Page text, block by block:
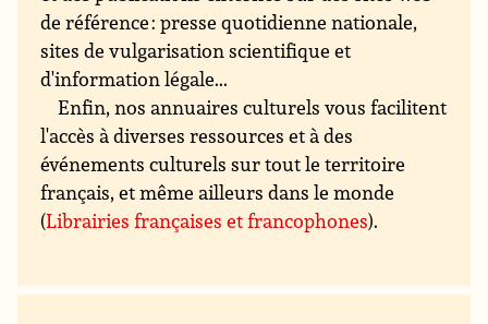
de référence : presse quotidienne nationale,
sites de vulgarisation scientifique et
d'information légale...
Enfin, nos annuaires culturels vous facilitent
l'accès à diverses ressources et à des
événements culturels sur tout le territoire
français, et même ailleurs dans le monde
(Librairies françaises et francophones).